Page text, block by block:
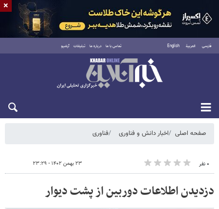
فارسی العربية English تماس با ما درباره ما تبلیغات آرشیو
شنبه ۱۷ مرداد ۱۴۰۵
صفحه اصلی اخبار دانش و فناوری فناوری
۰ نفر ۲۳ بهمن ۱۴۰۲ - ۲۳:۲۹
دزدیدن اطلاعات دوربین از پشت دیوار
×